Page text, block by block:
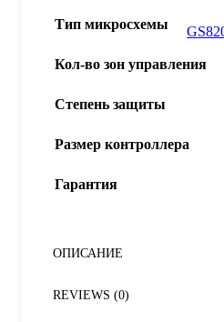
Тип микросхемы
Кол-во зон управления
Степень защиты
Размер контроллера
Гарантия
ОПИСАНИЕ
REVIEWS (0)